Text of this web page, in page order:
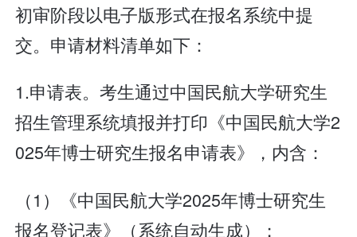
初审阶段以电子版形式在报名系统中提
交。申请材料清单如下：
1.申请表。考生通过中国民航大学研究生
招生管理系统填报并打印《中国民航大学2
025年博士研究生报名申请表》，内含：
（1）《中国民航大学2025年博士研究生
报名登记表》（系统自动生成）；